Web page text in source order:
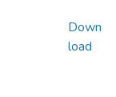
Down
load